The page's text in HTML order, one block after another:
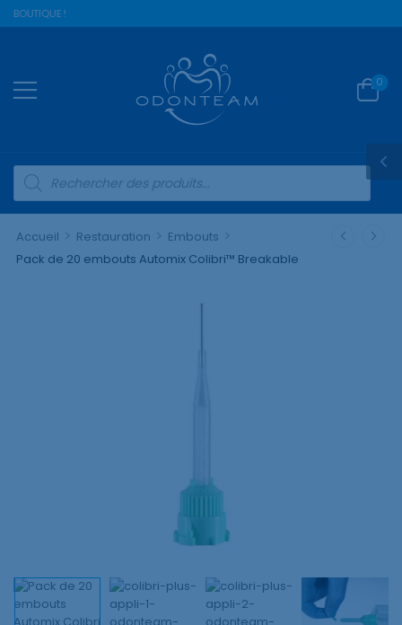
BOUTIQUE !
0
Accueil > Restauration > Embouts >
Pack de 20 embouts Automix Colibri™ Breakable